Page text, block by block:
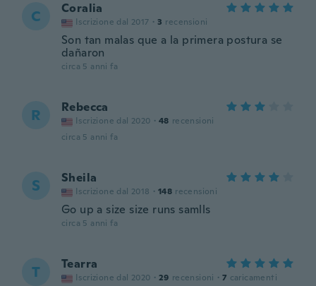
C Coralia
Iscrizione dal 2017 · 3 recensioni
Son tan malas que a la primera postura se
dañaron
circa 5 anni fa
R Rebecca
Iscrizione dal 2020 · 48 recensioni
circa 5 anni fa
S Sheila
Iscrizione dal 2018 · 148 recensioni
Go up a size size runs samlls
circa 5 anni fa
T Tearra
Iscrizione dal 2020 · 29 recensioni · 7 caricamenti